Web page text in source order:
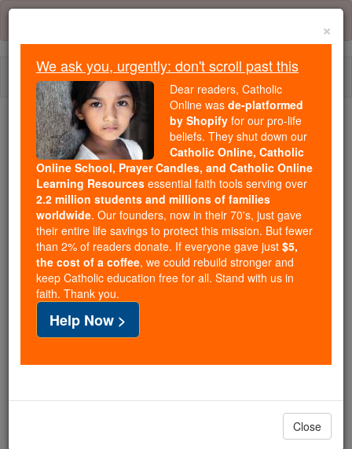
Skip
content
Trending:
Daily Reading for Thursday, October ...
Today's Reading The Mysteries of the Rosary
Números - Capítulo 20
Números ⌄ Chapter 20 ⌄
Los israelitas, toda la comunidad, llegaron en el
primer mes en el desierto de Zin. Los habitantes se
×
We ask you, urgently: don't scroll past this
Dear readers, Catholic
Online was de-platformed
by Shopify for our pro-life
beliefs. They shut down our
Catholic Online, Catholic
Online School, Prayer Candles, and Catholic Online
Learning Resources essential faith tools serving over
2.2 million students and millions of families
worldwide. Our founders, now in their 70's, just gave
their entire life savings to protect this mission. But fewer
than 2% of readers donate. If everyone gave just $5,
the cost of a coffee, we could rebuild stronger and
keep Catholic education free for all. Stand with us in
faith. Thank you.
Help Now >
Close